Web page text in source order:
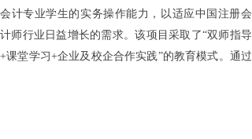
会计专业学生的实务操作能力，以适应中国注册会
计师行业日益增长的需求。该项目采取了“双师指导
+课堂学习 +企业及校企合作实践”的教育模式。通过